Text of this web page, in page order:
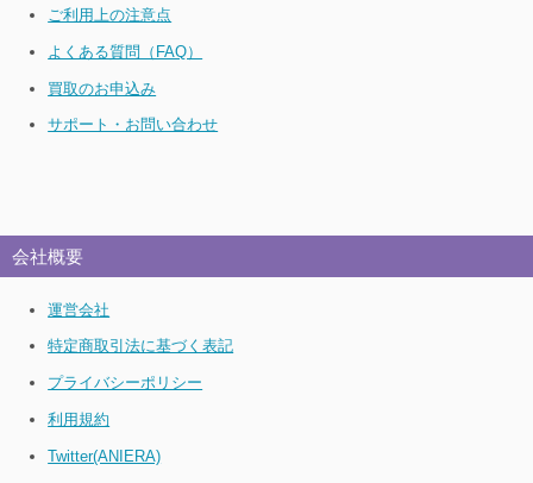
ご利用上の注意点
よくある質問（FAQ）
買取のお申込み
サポート・お問い合わせ
会社概要
運営会社
特定商取引法に基づく表記
プライバシーポリシー
利用規約
Twitter(ANIERA)